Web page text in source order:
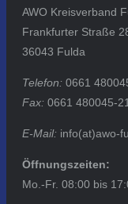
AWO Kreisverband
Frankfurter Straße
36043 Fulda
Telefon: 0661
Fax: 0661 480045-21
E-Mail: info(at)awo-
Öffnungszeiten:
Mo.-Fr. 08:00 bis